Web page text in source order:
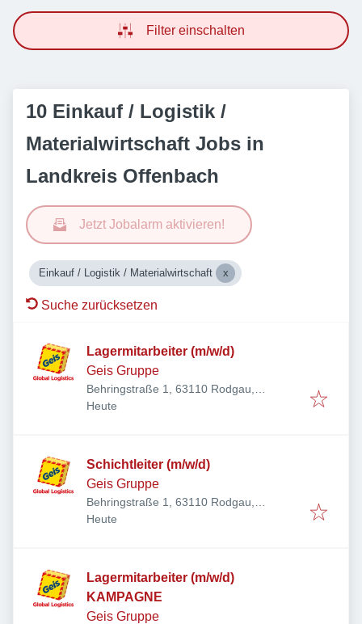
Filter einschalten
10 Einkauf / Logistik /
Materialwirtschaft Jobs in
Landkreis Offenbach
Jetzt Jobalarm aktivieren!
Einkauf / Logistik / Materialwirtschaft
Suche zurücksetzen
Lagermitarbeiter (m/w/d)
Geis Gruppe
Behringstraße 1, 63110 Rodgau,
Deutschland
Veröffentlicht
Heute
Schichtleiter (m/w/d)
Geis Gruppe
Behringstraße 1, 63110 Rodgau,
Deutschland
Veröffentlicht
Heute
Lagermitarbeiter (m/w/d)
KAMPAGNE
Geis Gruppe